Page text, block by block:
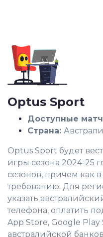
Optus Sport
Доступные
Страна:
Optus Sport будет
игры сезона 2024-25
сезонов, причем как
требованию. Для
указать
телефона, оплатить
App Store, Google
австралийской